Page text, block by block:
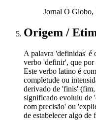
Jornal O Globo,
Origem /
A palavra 'definidas' é
verbo 'definir', que por
Este verbo latino é
completude ou
derivado de 'finis'
significado evoluiu de
com precisão' ou
de estabelecer algo de